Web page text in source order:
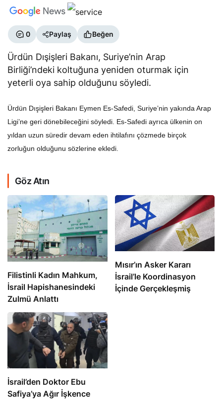
0 Paylaş Beğen
Ürdün Dışişleri Bakanı, Suriye’nin Arap
Birliği’ndeki koltuğuna yeniden oturmak için
yeterli oya sahip olduğunu söyledi.
Ürdün Dışişleri Bakanı Eymen Es-Safedi, Suriye’nin yakında Arap
Ligi’ne geri dönebileceğini söyledi. Es-Safedi ayrıca ülkenin on
yıldan uzun süredir devam eden ihtilafını çözmede birçok
zorluğun olduğunu sözlerine ekledi.
Göz Atın
Filistinli Kadın Mahkum,
İsrail Hapishanesindeki
Zulmü Anlattı
Mısır’ın Asker Kararı
İsrail’le Koordinasyon
İçinde Gerçekleşmiş
İsrail’den Doktor Ebu
Safiya’ya Ağır İşkence